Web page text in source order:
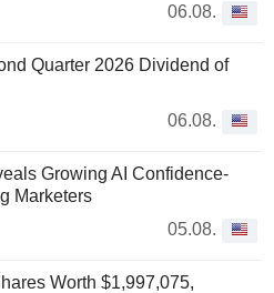
06.08.
Quarter 2026 Dividend of
06.08.
Growing AI Confidence-
Marketers
05.08.
Worth $1,997,075,